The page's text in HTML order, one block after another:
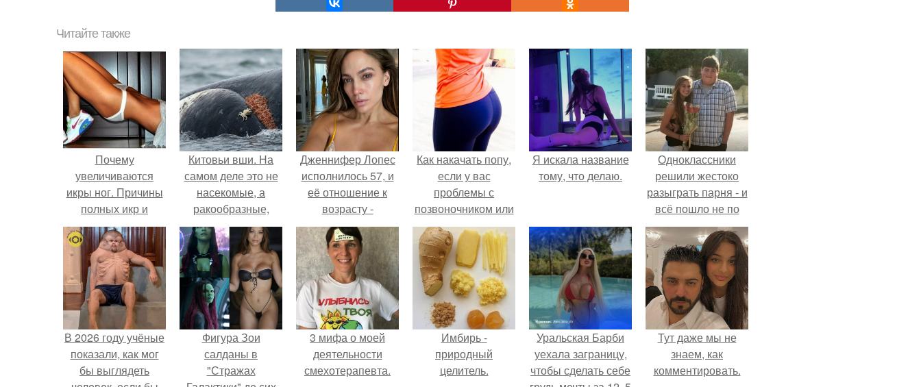
Читайте также
Почему
увеличиваются
икры ног. Причины
полных икр и
варианты, как
сделать икры ног
тоньше.
Китовьи вши. На
самом деле это не
насекомые, а
ракообразные,
относящиеся к
бокоплавам.
Дженнифер Лопес
исполнилось 57, и
её отношение к
возрасту -
настоящий
манифест
уверенности: "не
говорите, что я
отлично выгляжу
для 57.
Как накачать попу,
если у вас
проблемы с
позвоночником или
тренировки попы
без осевой
нагрузки.
Я искала название
тому, что делаю.
Одноклассники
решили жестоко
разыграть парня - и
всё пошло не по
плану.
В 2026 году учёные
показали, как мог
бы выглядеть
Фигура Зои
салданы в
"Стражах
3 мифа о моей
деятельности
смехотерапевта.
Имбирь -
природный
целитель.
Уральская Барби
уехала заграницу,
чтобы сделать себе
Тут даже мы не
знаем, как
комментировать.